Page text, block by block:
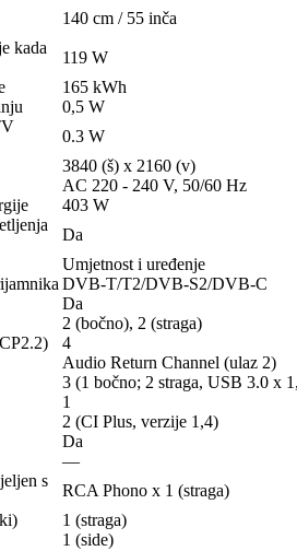
140 cm / 55 inča
kada
119 W
165 kWh
0,5 W
0.3 W
3840 (š) x 2160 (v)
AC 220 - 240 V, 50/60 Hz
403 W
Da
Umjetnost i uređenje
DVB-T/T2/DVB-S2/DVB-C
Da
2 (bočno), 2 (straga)
4
Audio Return Channel (ulaz 2)
3 (1 bočno; 2 straga, USB 3.0 x
1
2 (CI Plus, verzije 1,4)
Da
—
s
RCA Phono x 1 (straga)
1 (straga)
1 (side)